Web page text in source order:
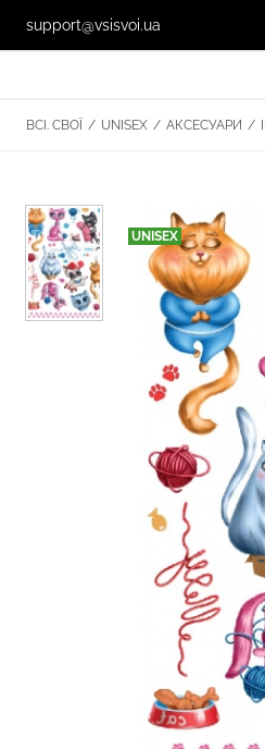
support@vsisvoi.ua
ВСІ. СВОЇ / UNISEX / АКСЕСУАРИ /
UNISEX